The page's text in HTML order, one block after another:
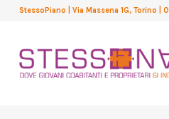
StessoPiano | Via Massena 1G, Torino |